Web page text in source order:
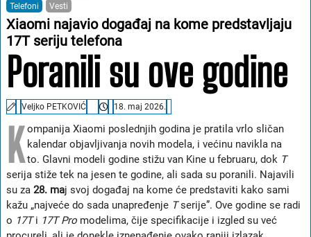
Telefoni Vesti
Xiaomi najavio događaj na kome predstavljaju
17T seriju telefona
Poranili su ove godine
Veljko PETKOVIĆ 18. maj 2026.
Kompanija Xiaomi poslednjih godina je pratila vrlo sličan
kalendar objavljivanja novih modela, i većinu navikla na
to. Glavni modeli godine stižu van Kine u februaru, dok T
serija stiže tek na jesen te godine, ali sada su poranili. Najavili
su za 28. maj svoj događaj na kome će predstaviti kako sami
kažu „najveće do sada unapređenje Tserije”. Ove godine se radi
o 17Ti 17T Promodelima, čije specifikacije i izgled su već